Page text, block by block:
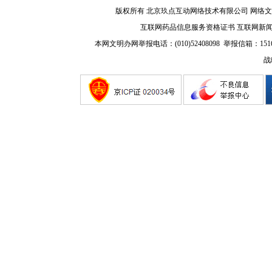
版权所有 北京玖点互动网络技术有限公司 网络
互联网药品信息服务资格证书 互联网新
本网文明办网举报电话：(010)52408098 举报信箱：